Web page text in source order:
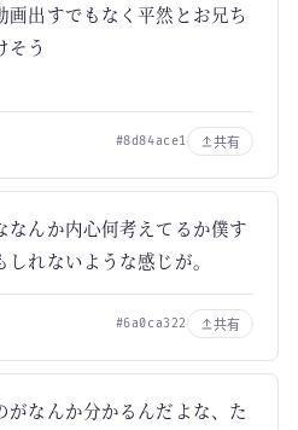
画出すでもなく平然とお兄ち
そう
#8d84ace1 共有
なんか内心何考えてるか僕す
れないような感じが。
#6a0ca322 共有
がなんか分かるんだよな、た